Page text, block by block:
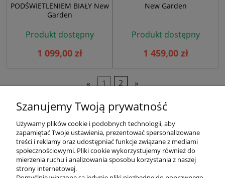
PODŚWIETLENIEM BIAŁY New
Garden
Produkt dostępny
1 099,00 zł
New Garden
Produkt dostępny
1 459,00 zł
« 1 2 »
KONTAKT
Szanujemy Twoją prywatność
Używamy plików cookie i podobnych technologii, aby
zapamiętać Twoje ustawienia, prezentować spersonalizowane
treści i reklamy oraz udostępniać funkcje związane z mediami
społecznościowymi. Pliki cookie wykorzystujemy również do
mierzenia ruchu i analizowania sposobu korzystania z naszej
strony internetowej.